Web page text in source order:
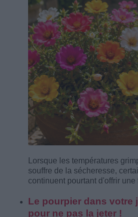
Lorsque les températures
souffre de la sécheresse,
continuent pourtant d'offrir
Le pourpier dans votre
pour ne pas la jeter !